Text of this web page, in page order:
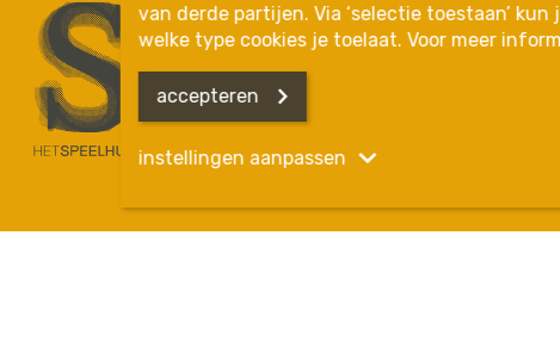
van derde partijen. Via ‘selectie toestaan’ kun
welke type cookies je toelaat. Voor meer
accepteren
instellingen aanpassen
Functionele en
geanonimiseerde Analytische